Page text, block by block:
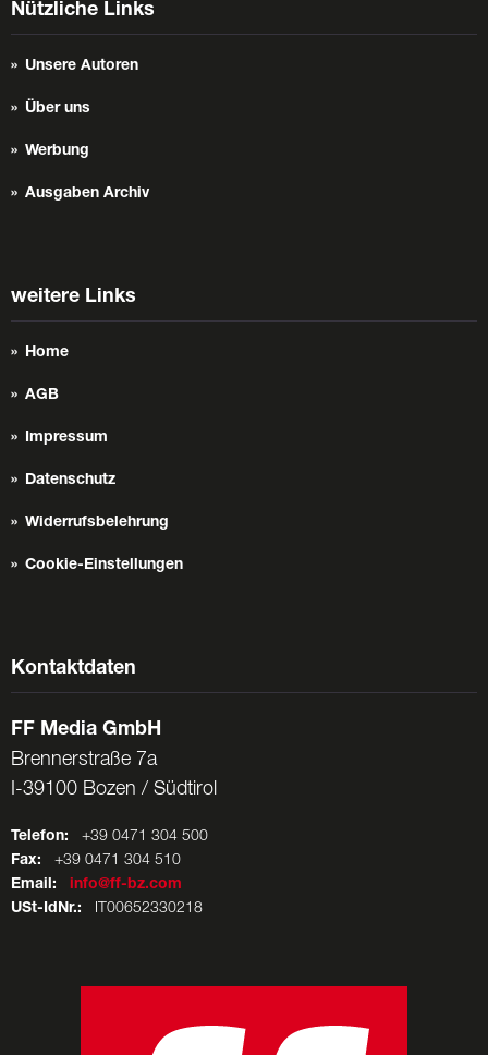
Nützliche Links
Unsere Autoren
Über uns
Werbung
Ausgaben Archiv
weitere Links
Home
AGB
Impressum
Datenschutz
Widerrufsbelehrung
Cookie-Einstellungen
Kontaktdaten
FF Media GmbH
Brennerstraße 7a
I-39100 Bozen / Südtirol
Telefon: +39 0471 304 500
Fax: +39 0471 304 510
Email:
info@ff-bz.com
USt-IdNr.: IT00652330218